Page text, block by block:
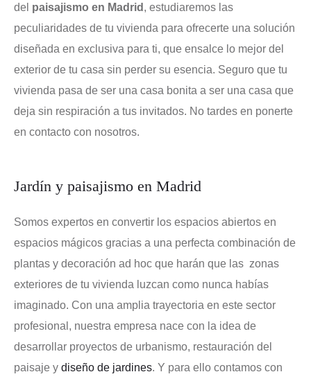
del paisajismo en Madrid , estudiaremos las
peculiaridades de tu vivienda para ofrecerte una solución
diseñada en exclusiva para ti, que ensalce lo mejor del
exterior de tu casa sin perder su esencia. Seguro que tu
vivienda pasa de ser una casa bonita a ser una casa que
deja sin respiración a tus invitados. No tardes en ponerte
en contacto con nosotros.
Jardín y paisajismo en Madrid
Somos expertos en convertir los espacios abiertos en
espacios mágicos gracias a una perfecta combinación de
plantas y decoración ad hoc que harán que las zonas
exteriores de tu vivienda luzcan como nunca habías
imaginado. Con una amplia trayectoria en este sector
profesional, nuestra empresa nace con la idea de
desarrollar proyectos de urbanismo, restauración del
paisaje y diseño de jardines. Y para ello contamos con